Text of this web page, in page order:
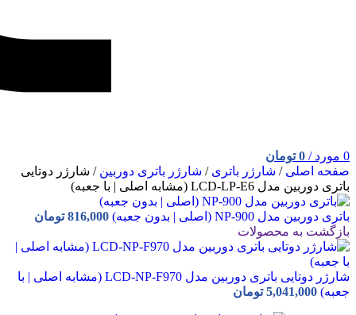
0 مورد /
0 تومان
صفحه اصلی / شارژر باتری / شارژر باتری دوربین / شارژر دوتایی
باتری دوربین مدل LCD-LP-E6 (مشابه اصلی | با جعبه)
باتری دوربین مدل NP-900 (اصلی | بدون جعبه) 816,000 تومان
بازگشت به محصولات
شارژر دوتایی باتری دوربین مدل LCD-NP-F970 (مشابه اصلی | با
جعبه) 5,041,000 تومان